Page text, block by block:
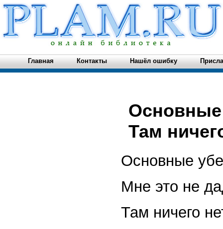
Главная Контакты Нашёл ошибку
Основные
Там
Основные
Мне это не
Там ничего